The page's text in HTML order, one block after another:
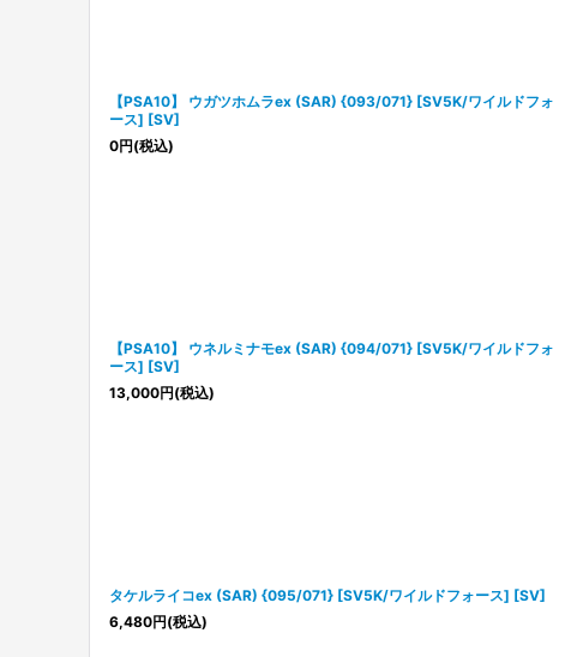
【PSA10】 ウガツホムラex (SAR) {093/071} [SV5K/ワイルドフォ
ース] [SV]
0円(税込)
【PSA10】 ウネルミナモex (SAR) {094/071} [SV5K/ワイルドフォ
ース] [SV]
13,000円(税込)
タケルライコex (SAR) {095/071} [SV5K/ワイルドフォース] [SV]
6,480円(税込)